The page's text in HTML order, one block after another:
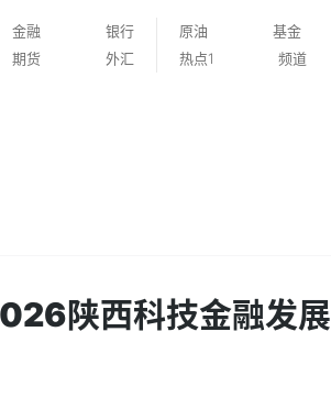
金融
银行
期货 外汇
原油 基金
热点1
频道
陕西科技金融发展